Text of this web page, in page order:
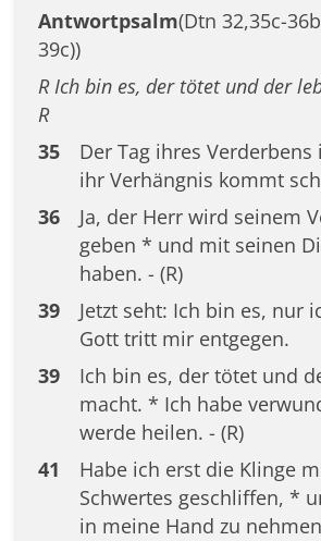
Antwortpsalm(Dtn 32,35c-
39c))
R Ich bin es, der tötet und der
R
35
Der Tag ihres
ihr Verhängnis kommt
36
Ja, der Herr wird seinem
geben * und mit seinen
haben. - (R)
39
Jetzt seht: Ich bin es, nur
Gott tritt mir entgegen.
39
Ich bin es, der tötet und
macht. * Ich habe
werde heilen. - (R)
41
Habe ich erst die Klinge
Schwertes geschliffen, *
in meine Hand zu